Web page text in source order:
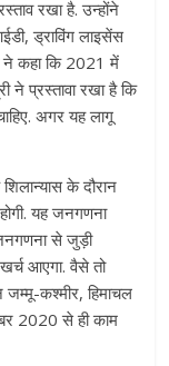
रखा है. उन्होंने
ड्राविंग लाइसेंस
ने कहा कि 2021 में
ने प्रस्तावा रखा है कि
अगर यह लागू
के दौरान
यह जनगणना
से जुड़ी
आएगा. वैसे तो
कश्मीर, हिमाचल
2020 से ही काम